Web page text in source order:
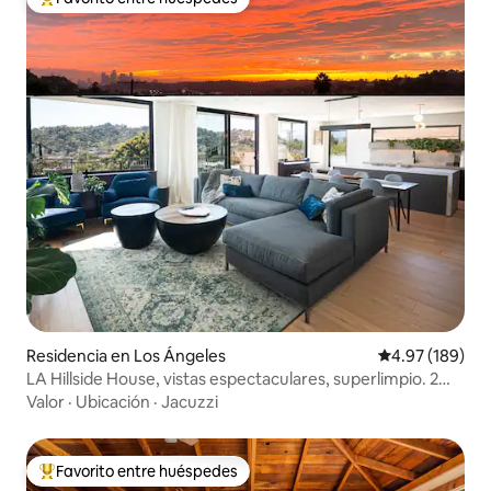
De los mejores en Favorito entre huéspedes
Residencia en Los Ángeles Calificación
4.97 (189)
LA Hillside House, vistas espectaculares, superlimpio. 2
dormitorios
Valor · Ubicación · Jacuzzi
De los mejores en Favorito entre huéspedes
Favorito entre huéspedes